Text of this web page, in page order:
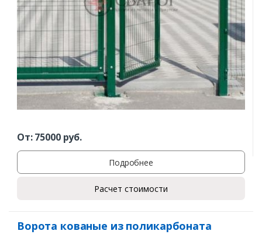
От:75000руб.
Подробнее
Расчет стоимости
Ворота кованые из поликарбоната